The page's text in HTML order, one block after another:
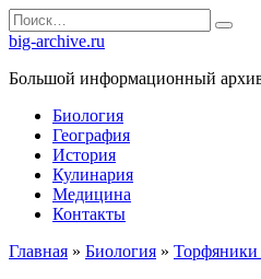
Перейти
к
содержанию
Search
for:
big-archive.ru
Большой информационный
Биология
География
История
Кулинария
Медицина
Контакты
Главная » Биология » Торфяники